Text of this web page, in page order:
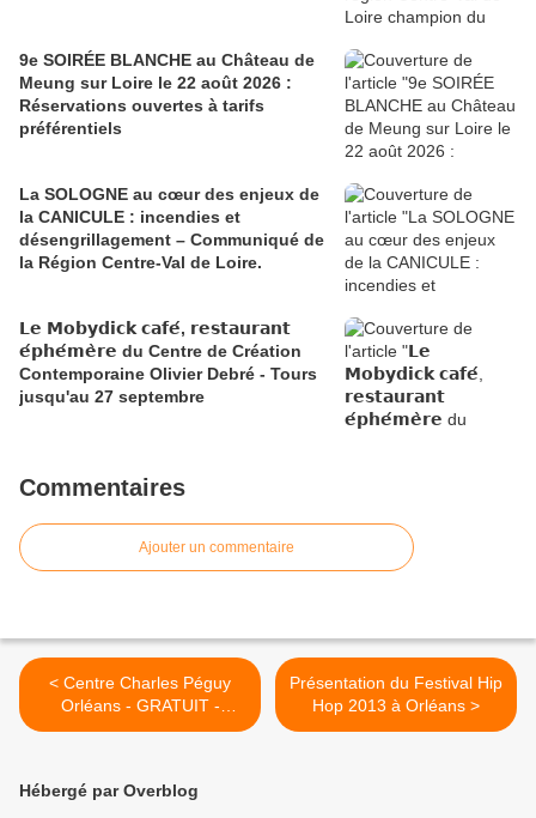
9e SOIRÉE BLANCHE au Château de
Meung sur Loire le 22 août 2026 :
Réservations ouvertes à tarifs
préférentiels
La SOLOGNE au cœur des enjeux de
la CANICULE : incendies et
désengrillagement – Communiqué de
la Région Centre-Val de Loire.
𝗟𝗲 𝗠𝗼𝗯𝘆𝗱𝗶𝗰𝗸 𝗰𝗮𝗳𝗲́, 𝗿𝗲𝘀𝘁𝗮𝘂𝗿𝗮𝗻𝘁
𝗲́𝗽𝗵𝗲́𝗺𝗲̀𝗿𝗲 du Centre de Création
Contemporaine Olivier Debré - Tours
jusqu'au 27 septembre
Commentaires
Ajouter un commentaire
< Centre Charles Péguy
Orléans - GRATUIT -
Exposition Paris, capitale du
Présentation du Festival Hip
Hop 2013 à Orléans >
Hébergé par Overblog